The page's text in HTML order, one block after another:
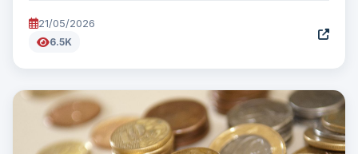
21/05/2026
6.5K